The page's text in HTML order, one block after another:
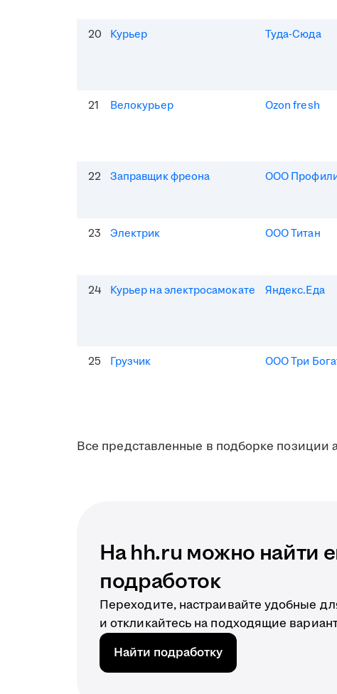
20 Курьер Туда-Сюда
21 Велокурьер Ozon fresh
22 Заправщик фреона ООО
23 Электрик ООО Титан
24 Курьер на электросамокате Яндекс.Еда
25 Грузчик ООО Три
Все представленные в подборке позиции
На hh.ru можно найти
подработок
Переходите, настраивайте удобные
и откликайтесь на подходящие
Найти подработку